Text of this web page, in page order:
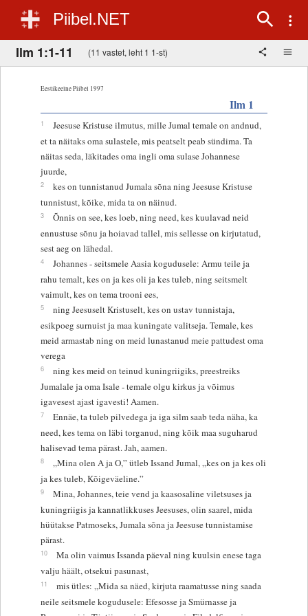
Piibel.NET
Ilm 1:1-11 (11 vastet, leht 1 1-st)
Eestikeelne Piibel 1997
Ilm 1
1
Jeesuse Kristuse ilmutus, mille Jumal temale on andnud,
et ta näitaks oma sulastele, mis peatselt peab sündima. Ta
näitas seda, läkitades oma ingli oma sulase Johannese
juurde,
2
kes on tunnistanud Jumala sõna ning Jeesuse Kristuse
tunnistust, kõike, mida ta on näinud.
3
Õnnis on see, kes loeb, ning need, kes kuulavad neid
ennustuse sõnu ja hoiavad tallel, mis sellesse on kirjutatud,
sest aeg on lähedal.
4
Johannes - seitsmele Aasia kogudusele: Armu teile ja
rahu temalt, kes on ja kes oli ja kes tuleb, ning seitsmelt
vaimult, kes on tema trooni ees,
5
ning Jeesuselt Kristuselt, kes on ustav tunnistaja,
esikpoeg surnuist ja maa kuningate valitseja. Temale, kes
meid armastab ning on meid lunastanud meie pattudest oma
verega
6
ning kes meid on teinud kuningriigiks, preestreiks
Jumalale ja oma Isale - temale olgu kirkus ja võimus
igavesest ajast igavesti! Aamen.
7
Ennäe, ta tuleb pilvedega ja iga silm saab teda näha, ka
need, kes tema on läbi torganud, ning kõik maa suguharud
halisevad tema pärast. Jah, aamen.
8
„Mina olen A ja O,” ütleb Issand Jumal, „kes on ja kes oli
ja kes tuleb, Kõigeväeline.”
9
Mina, Johannes, teie vend ja kaasosaline viletsuses ja
kuningriigis ja kannatlikkuses Jeesuses, olin saarel, mida
hüütakse Patmoseks, Jumala sõna ja Jeesuse tunnistamise
pärast.
10
Ma olin vaimus Issanda päeval ning kuulsin enese taga
valju häält, otsekui pasunast,
11
mis ütles: „Mida sa näed, kirjuta raamatusse ning saada
neile seitsmele kogudusele: Efesosse ja Smürnasse ja